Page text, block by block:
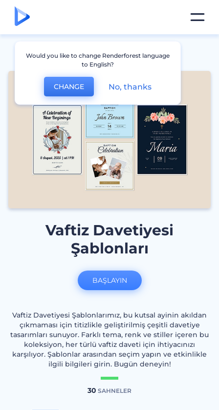
Vaftiz Davetiyesi
Şablonları
Vaftiz Davetiyesi Şablonlarımız, bu kutsal ayinin akıldan
çıkmaması için titizlikle geliştirilmiş çeşitli davetiye
tasarımları sunuyor. Farklı tema, renk ve stiller içeren bu
koleksiyon, her türlü vaftiz daveti için ihtiyacınızı
karşılıyor. Şablonlar arasından seçim yapın ve etkinlikle
ilgili bilgileri girin. Bugün deneyin!
30 SAHNELER
BAŞLAYIN
Would you like to change Renderforest language
to English?
CHANGE No, thanks